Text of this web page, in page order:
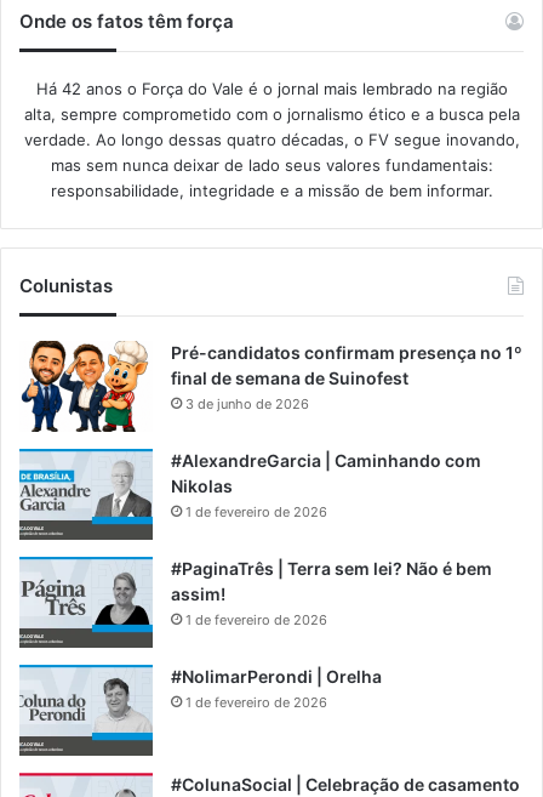
Onde os fatos têm força
Há 42 anos o Força do Vale é o jornal mais lembrado na região
alta, sempre comprometido com o jornalismo ético e a busca pela
verdade. Ao longo dessas quatro décadas, o FV segue inovando,
mas sem nunca deixar de lado seus valores fundamentais:
responsabilidade, integridade e a missão de bem informar.​
Colunistas
Pré-candidatos confirmam presença no 1º
final de semana de Suinofest
3 de junho de 2026
#AlexandreGarcia | Caminhando com
Nikolas
1 de fevereiro de 2026
#PaginaTrês | Terra sem lei? Não é bem
assim!
1 de fevereiro de 2026
#NolimarPerondi | Orelha
1 de fevereiro de 2026
#ColunaSocial | Celebração de casamento